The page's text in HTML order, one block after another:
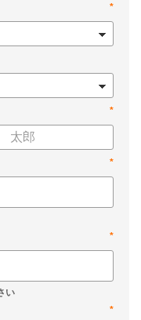
*
*
*
*
*